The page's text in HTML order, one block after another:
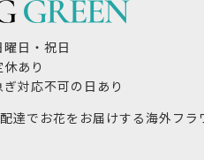
日・祝日
あり
対応不可の日あり
でお花をお届けする海外フラ